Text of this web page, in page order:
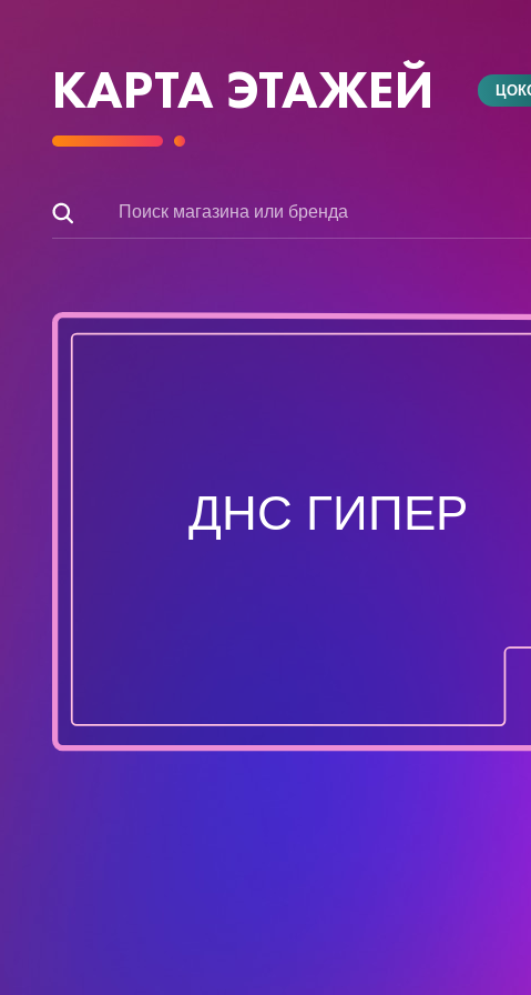
КАРТА ЭТАЖЕЙ
ДНС ГИПЕР